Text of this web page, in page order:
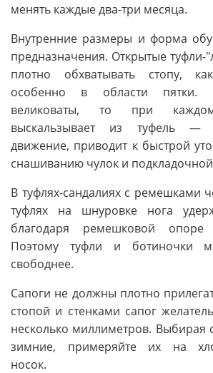
менять каждые два-три месяца.
Внутренние размеры и форма
предназначения. Открытые
плотно обхватывать стопу,
особенно в области пятки.
великоваты, то при
выскальзывает из туфель —
движение, приводит к быстрой
снашиванию чулок и
В туфлях-сандалиях с ремешками
туфлях на шнуровке нога
благодаря ремешковой
Поэтому туфли и ботиночки
свободнее.
Сапоги не должны плотно
стопой и стенками сапог
несколько миллиметров. Выбирая
зимние, примеряйте их на
носок.